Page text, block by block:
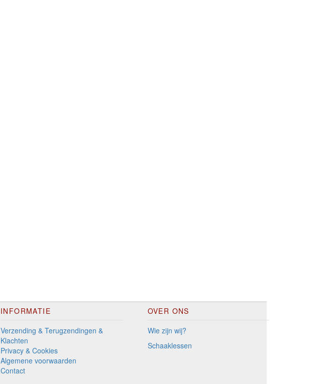
INFORMATIE
Verzending & Terugzendingen &
Klachten
Privacy & Cookies
Algemene voorwaarden
Contact
OVER ONS
Wie zijn wij?
Schaaklessen